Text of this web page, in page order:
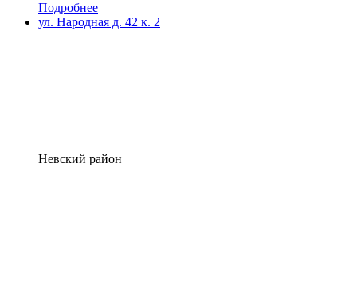
Подробнее
ул. Народная д. 42 к. 2
Невский район